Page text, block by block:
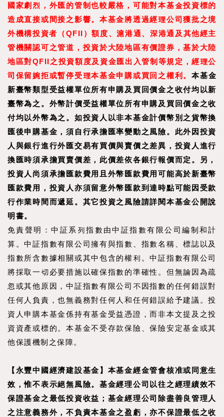
國家劇烈，外匯的管制也較嚴格，可能對本基金投資標的
造成直接或間接之影響。本基金將透過經理公司獲批之境
外機構投資者（QFII）額度、滬港通、深港通及其他經主
管機關認可之管道，投資於大陸地區有價證券，基於大陸
地區對QFII之投資額度及資金匯出入管制等規定，經理公
司保留婉拒或暫停受理本基金申購或買回之權利。本基金
新臺幣類型受益權單位所有申購及買回價金之收付均以新
臺幣為之。外幣計價受益權單位所有申購及買回價金之收
付均以外幣為之。如投資人以非本基金計價幣別之貨幣換
匯後申購基金，須自行承擔匯率變動之風險。此外因投資
人與銀行進行外匯交易有買價與賣價之差異，投資人進行
換匯時須承擔買賣價差，此價差依各銀行報價而定。另，
投資人尚須承擔匯款費用且外幣匯款費用可能高於新臺幣
匯款費用，投資人亦須留意外幣匯款到達時點可能因受款
行作業時間而遞延。其它投資之風險請詳閱本基金公開說
明書。
免責聲明：中証系列指數由中証指數有限公司編制和計
算。中証指數有限公司擁有與指數、指數名稱、標誌以及
指數所含數據相關或其中包含的權利。中証指數有限公司
將採取一切必要措施以確保指數的準確性。但無論因為疏
忽或其他原因，中証指數有限公司不因指數的任何錯誤對
任何人負責，也無義務對任何人和任何錯誤給予建議。投
資人申購本基金係持有基金受益憑證，而非本文提及之投
資資產或標的。本基金不受存款保險、保險安定基金或其
他保護機制之保障。
【永豐中國經濟建設基金】本基金經金管會核准或同意生
效，惟不表示絕無風險。基金經理公司以往之經理績效不
保證基金之最低投資收益；基金經理公司除盡善良管理人
之注意義務外，不負責本基金之盈虧，亦不保證最低之收